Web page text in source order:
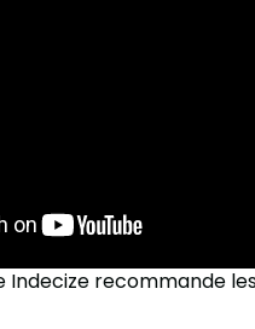
Indecize recommande